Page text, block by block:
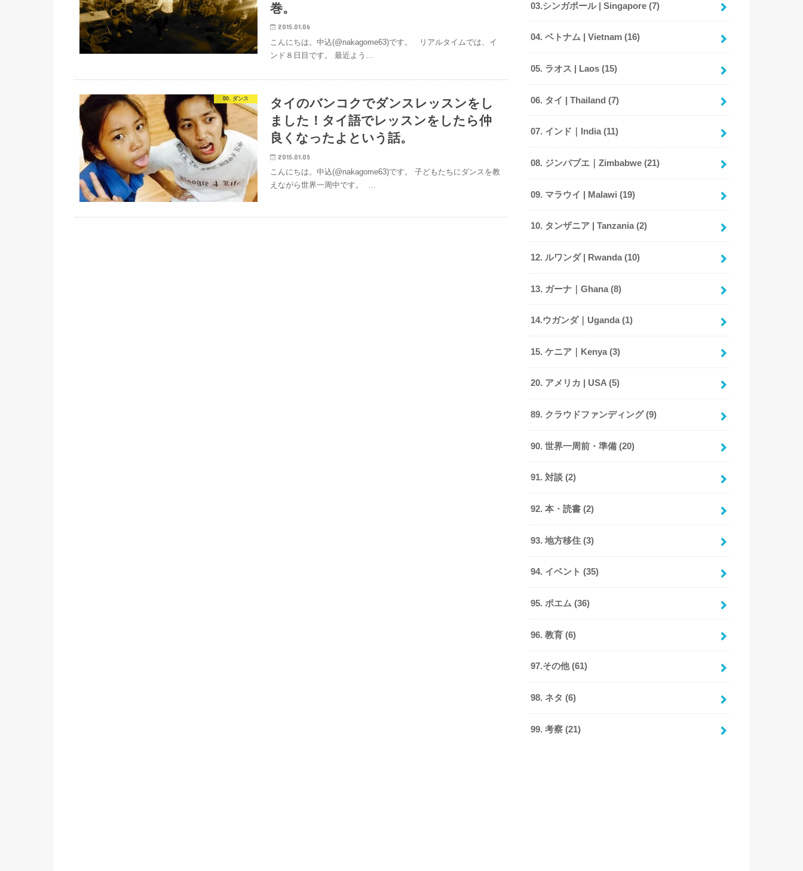
巻。
2015.01.06
こんにちは。中込(@nakagome63)です。 リアルタイムでは、イ
ンド８日目です。 最近よう…
00. ダンス
タイのバンコクでダンスレッスンをし
ました！タイ語でレッスンをしたら仲
良くなったよという話。
2015.01.05
こんにちは。中込(@nakagome63)です。 子どもたちにダンスを教
えながら世界一周中です。 …
03.シンガポール | Singapore(7)
04. ベトナム | Vietnam(16)
05. ラオス | Laos(15)
06. タイ | Thailand(7)
07. インド｜India(11)
08. ジンバブエ｜Zimbabwe(21)
09. マラウイ | Malawi(19)
10. タンザニア | Tanzania(2)
12. ルワンダ | Rwanda(10)
13. ガーナ｜Ghana(8)
14.ウガンダ｜Uganda(1)
15. ケニア｜Kenya(3)
20. アメリカ | USA(5)
89. クラウドファンディング(9)
90. 世界一周前・準備(20)
91. 対談(2)
92. 本・読書(2)
93. 地方移住(3)
94. イベント(35)
95. ポエム(36)
96. 教育(6)
97.その他(61)
98. ネタ(6)
99. 考察(21)